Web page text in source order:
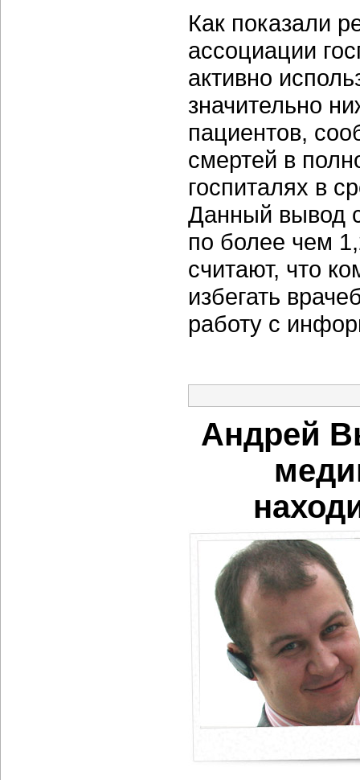
Как показали
ассоциации
активно
значительно
пациентов,
смертей в
госпиталях в
Данный вывод
по более чем
считают, что
избегать
работу с
Андрей